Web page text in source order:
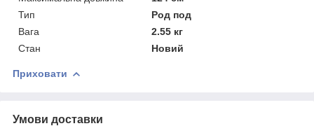
Тип
Род под
Вага
2.55 кг
Стан
Новий
Приховати
Умови доставки